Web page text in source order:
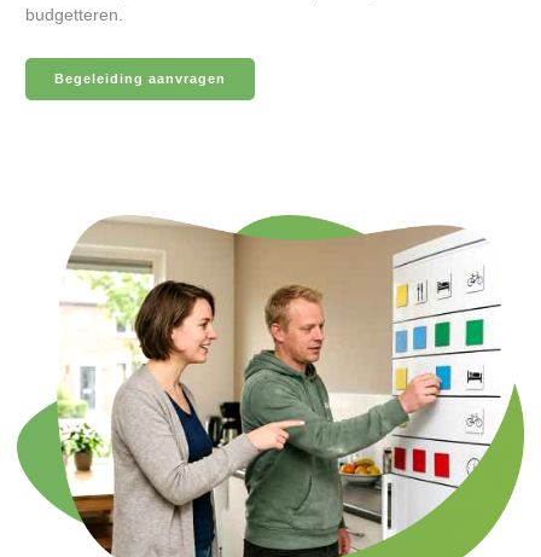
budgetteren.
Begeleiding aanvragen